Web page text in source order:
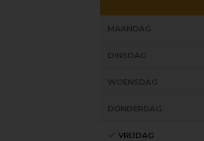
MAANDAG
DINSDAG
WOENSDAG
DONDERDAG
VRIJDAG